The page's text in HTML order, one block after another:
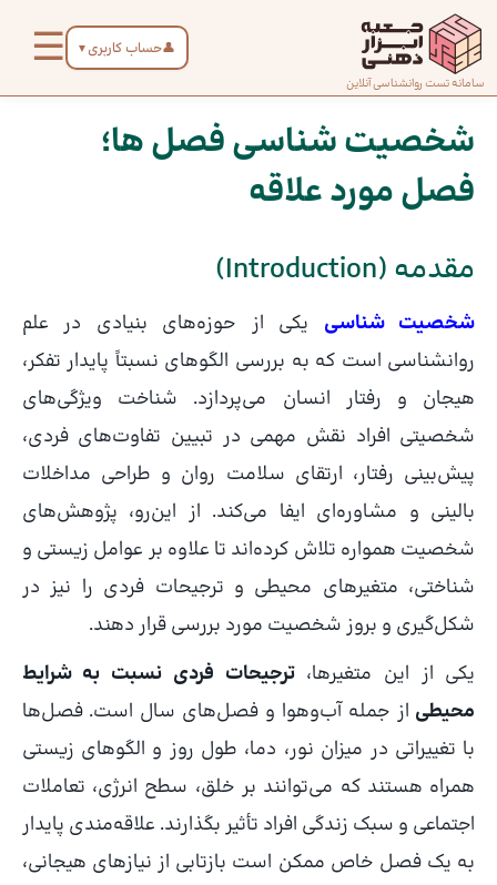
محتوا
سامانه تست روانشناسی آنلاین
👤حساب کاربری ▼
☰
صفحه
اصلی
درباره
تماس
با ما
دسته‌بندی
تست‌ها
شخصیت‌ شناسی فصل‌ ها؛
فصل مورد علاقه
مقدمه (Introduction)
شخصیت‌ شناسی یکی از حوزه‌های بنیادی در علم
روانشناسی است که به بررسی الگوهای نسبتاً پایدار تفکر،
هیجان و رفتار انسان می‌پردازد. شناخت ویژگی‌های
شخصیتی افراد نقش مهمی در تبیین تفاوت‌های فردی،
پیش‌بینی رفتار، ارتقای سلامت روان و طراحی مداخلات
بالینی و مشاوره‌ای ایفا می‌کند. از این‌رو، پژوهش‌های
شخصیت همواره تلاش کرده‌اند تا علاوه بر عوامل زیستی و
شناختی، متغیرهای محیطی و ترجیحات فردی را نیز در
شکل‌گیری و بروز شخصیت مورد بررسی قرار دهند.
یکی از این متغیرها،ترجیحات فردی نسبت به شرایط
محیطی از جمله آب‌وهوا و فصل‌های سال است. فصل‌ها
با تغییراتی در میزان نور، دما، طول روز و الگوهای زیستی
همراه هستند که می‌توانند بر خلق، سطح انرژی، تعاملات
اجتماعی و سبک زندگی افراد تأثیر بگذارند. علاقه‌مندی پایدار
به یک فصل خاص ممکن است بازتابی از نیازهای هیجانی،
پیمایش
نوشته